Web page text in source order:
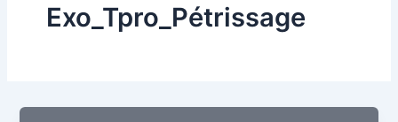
Exo_Tpro_Pétrissage